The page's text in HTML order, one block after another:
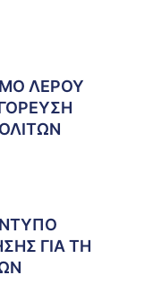
ΛΕΡΟΥ
ΓΙΑ ΤΗ